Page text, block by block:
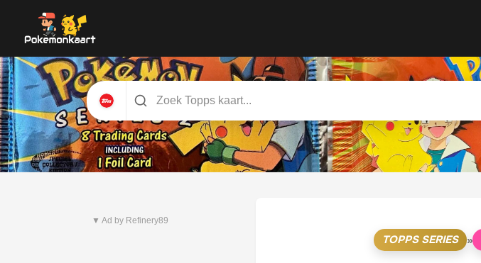
Pitch Black
▼ Ad by Refinery89
TOPPS SERIES »